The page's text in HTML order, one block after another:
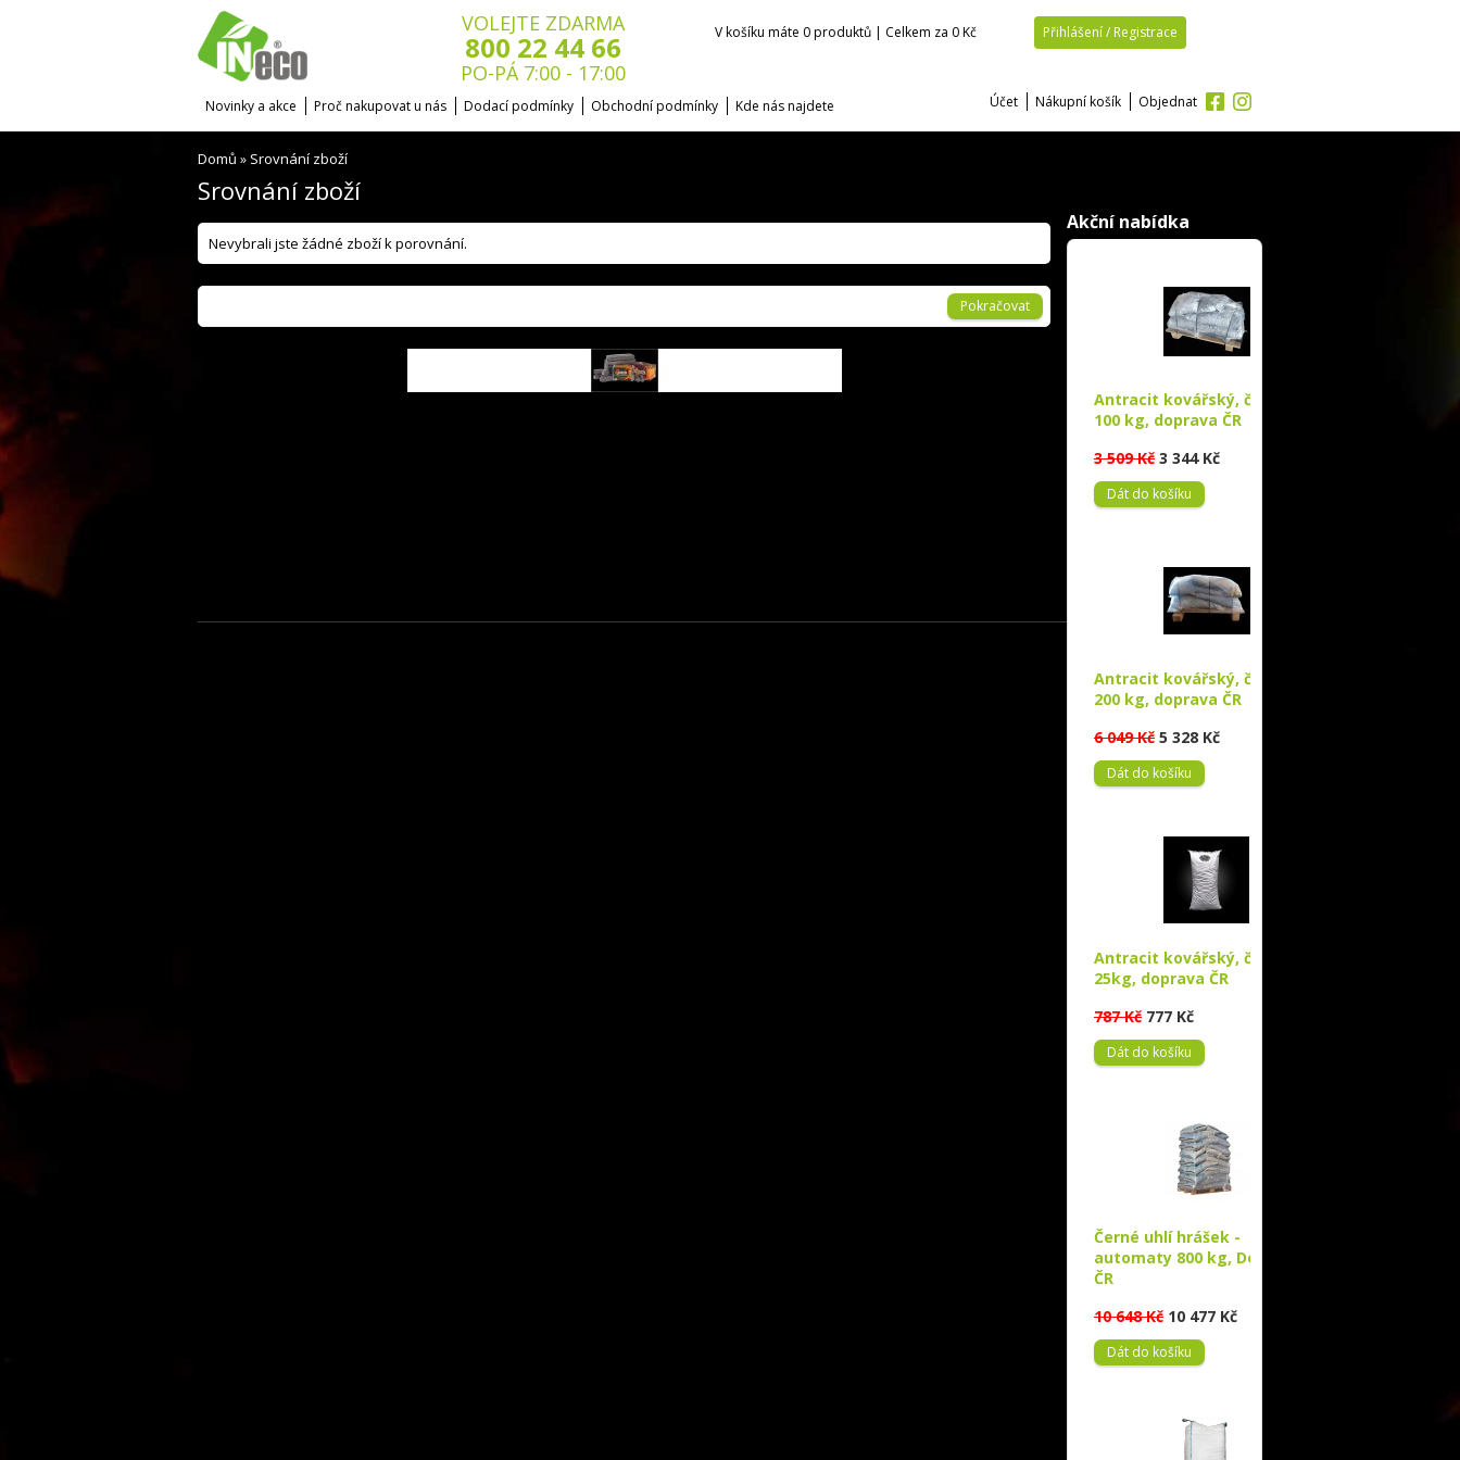
VOLEJTE ZDARMA
800 22 44 66
PO-PÁ 7:00 - 17:00
V košíku máte 0 produktů | Celkem za 0 Kč Přihlášení / Registrace
Novinky a akce Proč nakupovat u nás Dodací podmínky Obchodní podmínky Kde nás najdete Účet Nákupní košík Objednat
Akční nabídka
Antracit kovářský, černé uhlí
100 kg, doprava ČR
3 509 Kč 3 344 Kč
Antracit kovářský, černé uhlí
200 kg, doprava ČR
6 049 Kč 5 328 Kč
Antracit kovářský, černé uhlí
25kg, doprava ČR
787 Kč 777 Kč
Černé uhlí hrášek -
automaty 800 kg, Doprava
ČR
10 648 Kč 10 477 Kč
Domů » Srovnání zboží
Srovnání zboží
Nevybrali jste žádné zboží k porovnání.
Pokračovat